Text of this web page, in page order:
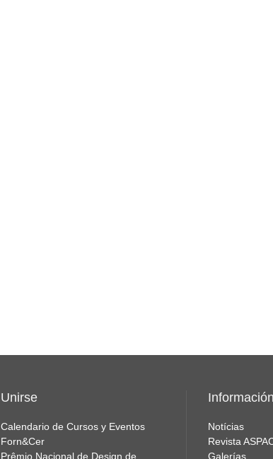
Unirse
Calendario de Cursos y Eventos
Forn&Cer
Prêmio Nacional de Design de
Información
Notícias
Revista
Galerías